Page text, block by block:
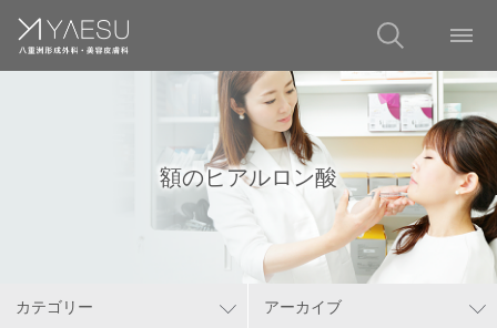
額のヒアルロン酸
カテゴリー アーカイブ